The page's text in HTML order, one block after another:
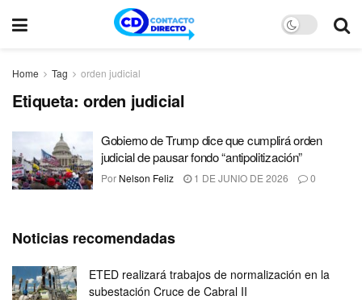
Home Tag orden judicial
Etiqueta: orden judicial
Gobierno de Trump dice que cumplirá orden
judicial de pausar fondo “antipolitización”
Por Nelson Feliz 1 DE JUNIO DE 2026 0
Noticias recomendadas
ETED realizará trabajos de normalización en la
subestación Cruce de Cabral II